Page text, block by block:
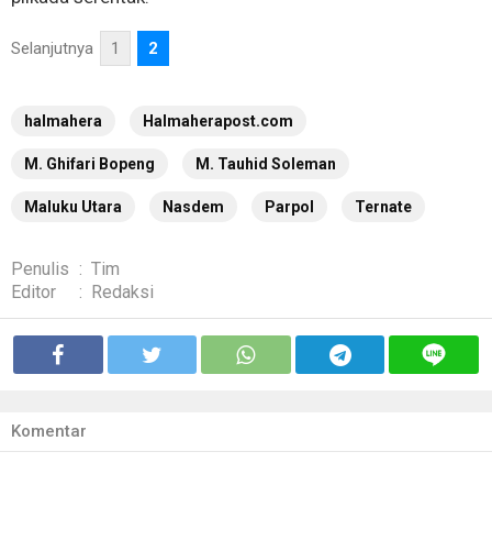
Selanjutnya 1 2
halmahera Halmaherapost.com
M. Ghifari Bopeng M. Tauhid Soleman
Maluku Utara Nasdem Parpol Ternate
Penulis : Tim
Editor
: Redaksi
Komentar